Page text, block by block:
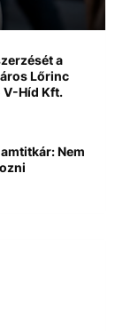
a
Lőrinc
V-Híd Kft.
Nem